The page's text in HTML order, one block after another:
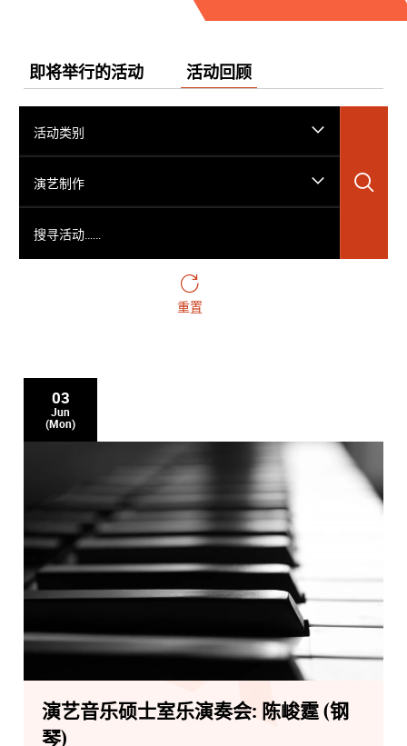
即将举行的活动 活动回顾
活动类别
演艺制作
重置
03
Jun
(Mon)
演艺音乐硕士室乐演奏会: 陈峻霆 (钢
琴)